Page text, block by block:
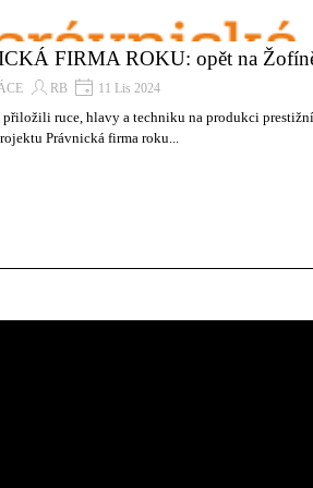
FIRMA ROKU: opět na
RB 11 Lis 2024
přiložili ruce, hlavy a techniku na produkci
Právnická firma roku...